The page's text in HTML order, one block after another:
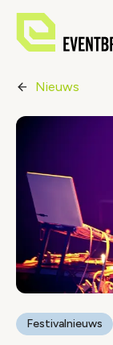
Nieuws
Festivalnieuws